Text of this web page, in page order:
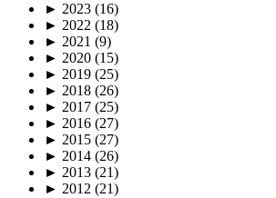
► 2023 (16)
► 2022 (18)
► 2021 (9)
► 2020 (15)
► 2019 (25)
► 2018 (26)
► 2017 (25)
► 2016 (27)
► 2015 (27)
► 2014 (26)
► 2013 (21)
► 2012 (21)